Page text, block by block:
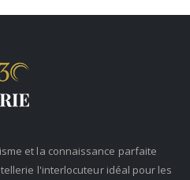
et la connaissance parfaite
l'interlocuteur idéal pour les